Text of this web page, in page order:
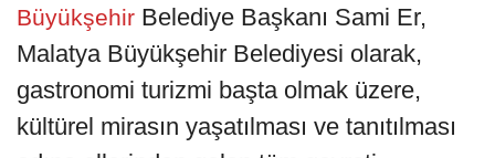
Büyükşehir Belediye Başkanı Sami Er,
Malatya Büyükşehir Belediyesi olarak,
gastronomi turizmi başta olmak üzere,
kültürel mirasın yaşatılması ve tanıtılması